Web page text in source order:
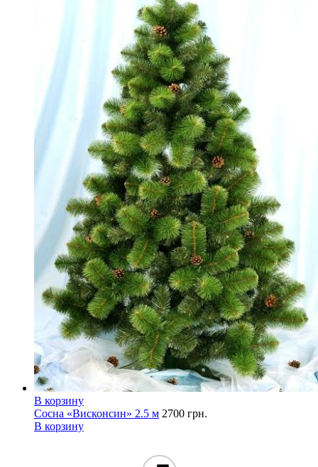
В корзину
Сосна «Висконсин» 2.5 м 2700 грн.
В корзину